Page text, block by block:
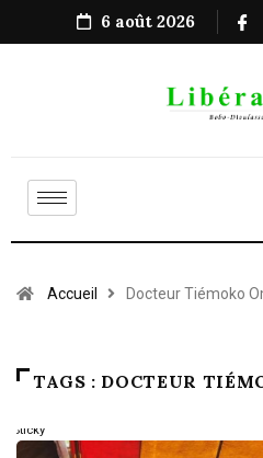
6 août 2026
Accueil Docteur Tiémoko
TAGS : DOCTEUR
Sticky